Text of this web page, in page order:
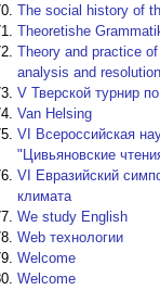
The social history of
Theoretishe
Theory and practice
analysis and
V Тверской турнир
Van Helsing
VI Всероссийская
"Цивьяновские
VI Евразийский
климата
We study English
Web технологии
Welcome
Welcome